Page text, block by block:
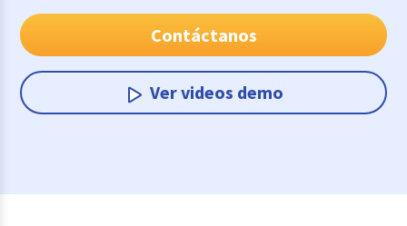
Contáctanos
Ver videos demo